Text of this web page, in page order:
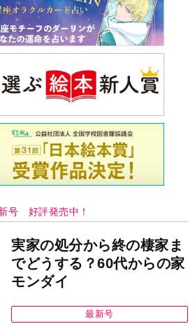
号 好評発売中！
実家の処分から終の棲家ま
でどうする？60代からの家
モンダイ
最新号